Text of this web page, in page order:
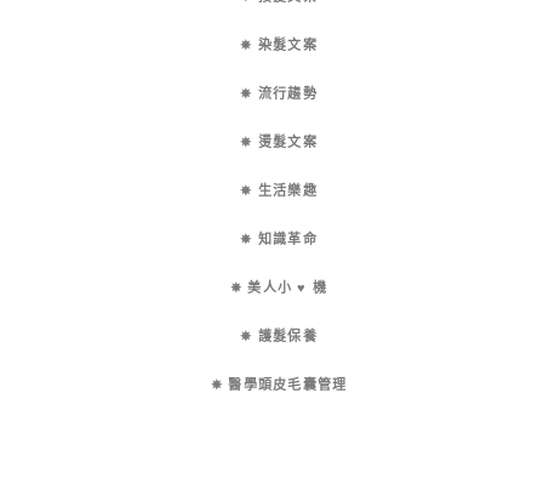
✵ 染髮文案
✵ 流行趨勢
✵ 燙髮文案
✵ 生活樂趣
✵ 知識革命
✵ 美人小 ♥ 機
✵ 護髮保養
✵ 醫學頭皮毛囊管理